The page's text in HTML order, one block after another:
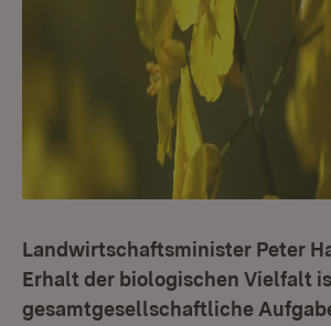
Landwirtschaftsminister Peter
Erhalt der biologischen Vielfalt
gesamtgesellschaftliche